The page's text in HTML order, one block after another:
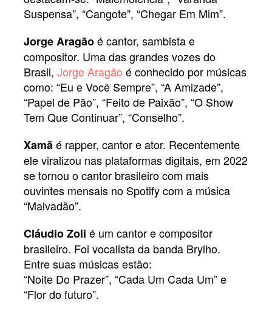
Suspensa”, “Cangote”, “Chegar Em Mim”.
Jorge Aragãoé cantor, sambista e
compositor. Uma das grandes vozes do
Brasil, Jorge Aragão é conhecido por músicas
como: “Eu e Você Sempre”, “A Amizade”,
“Papel de Pão”, “Feito de Paixão”, “O Show
Tem Que Continuar”, “Conselho”.
Xamãé rapper, cantor e ator. Recentemente
ele viralizou nas plataformas digitais, em 2022
se tornou o cantor brasileiro com mais
ouvintes mensais no Spotify com a música
“Malvadão”.
Cláudio Zoli é um cantor e compositor
brasileiro. Foi vocalista da banda Brylho.
Entre suas músicas estão:
“Noite Do Prazer”, “Cada Um Cada Um” e
“Flor do futuro”.